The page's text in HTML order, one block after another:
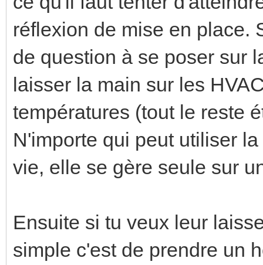
réflexion de mise en place.
de question à se poser sur
laisser la main sur les
températures (tout le reste
N'importe qui peut utiliser
vie, elle se gère seule sur
Ensuite si tu veux leur
simple c'est de prendre un